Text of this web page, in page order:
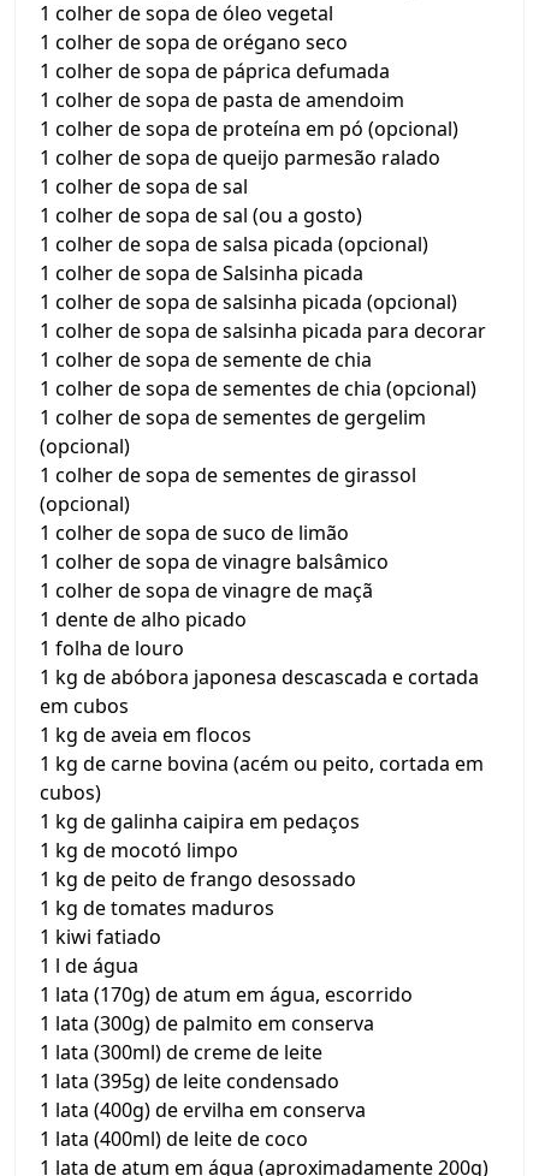
1 colher de sopa de óleo vegetal
1 colher de sopa de orégano seco
1 colher de sopa de páprica defumada
1 colher de sopa de pasta de amendoim
1 colher de sopa de proteína em pó (opcional)
1 colher de sopa de queijo parmesão ralado
1 colher de sopa de sal
1 colher de sopa de sal (ou a gosto)
1 colher de sopa de salsa picada (opcional)
1 colher de sopa de Salsinha picada
1 colher de sopa de salsinha picada (opcional)
1 colher de sopa de salsinha picada para decorar
1 colher de sopa de semente de chia
1 colher de sopa de sementes de chia (opcional)
1 colher de sopa de sementes de gergelim
(opcional)
1 colher de sopa de sementes de girassol
(opcional)
1 colher de sopa de suco de limão
1 colher de sopa de vinagre balsâmico
1 colher de sopa de vinagre de maçã
1 dente de alho picado
1 folha de louro
1 kg de abóbora japonesa descascada e cortada
em cubos
1 kg de aveia em flocos
1 kg de carne bovina (acém ou peito, cortada em
cubos)
1 kg de galinha caipira em pedaços
1 kg de mocotó limpo
1 kg de peito de frango desossado
1 kg de tomates maduros
1 kiwi fatiado
1 l de água
1 lata (170g) de atum em água, escorrido
1 lata (300g) de palmito em conserva
1 lata (300ml) de creme de leite
1 lata (395g) de leite condensado
1 lata (400g) de ervilha em conserva
1 lata (400ml) de leite de coco
1 lata de atum em água (aproximadamente 200g)